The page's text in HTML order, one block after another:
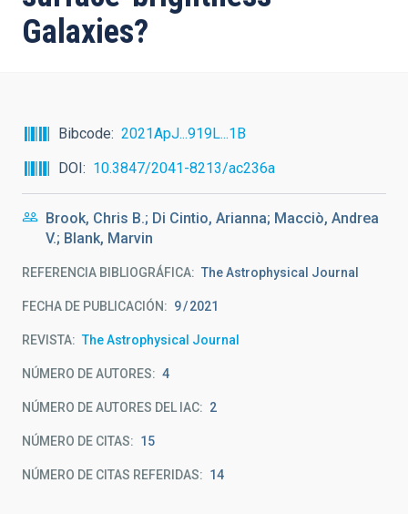
Galaxies?
Bibcode
2021ApJ...919L...1B
DOI
10.3847/2041-8213/ac236a
Brook, Chris B.; Di Cintio, Arianna; Macciò, Andrea
V.; Blank, Marvin
REFERENCIA BIBLIOGRÁFICA The Astrophysical Journal
FECHA DE PUBLICACIÓN: 9 2021
REVISTA The Astrophysical Journal
NÚMERO DE AUTORES 4
NÚMERO DE AUTORES DEL IAC 2
NÚMERO DE CITAS 15
NÚMERO DE CITAS REFERIDAS 14